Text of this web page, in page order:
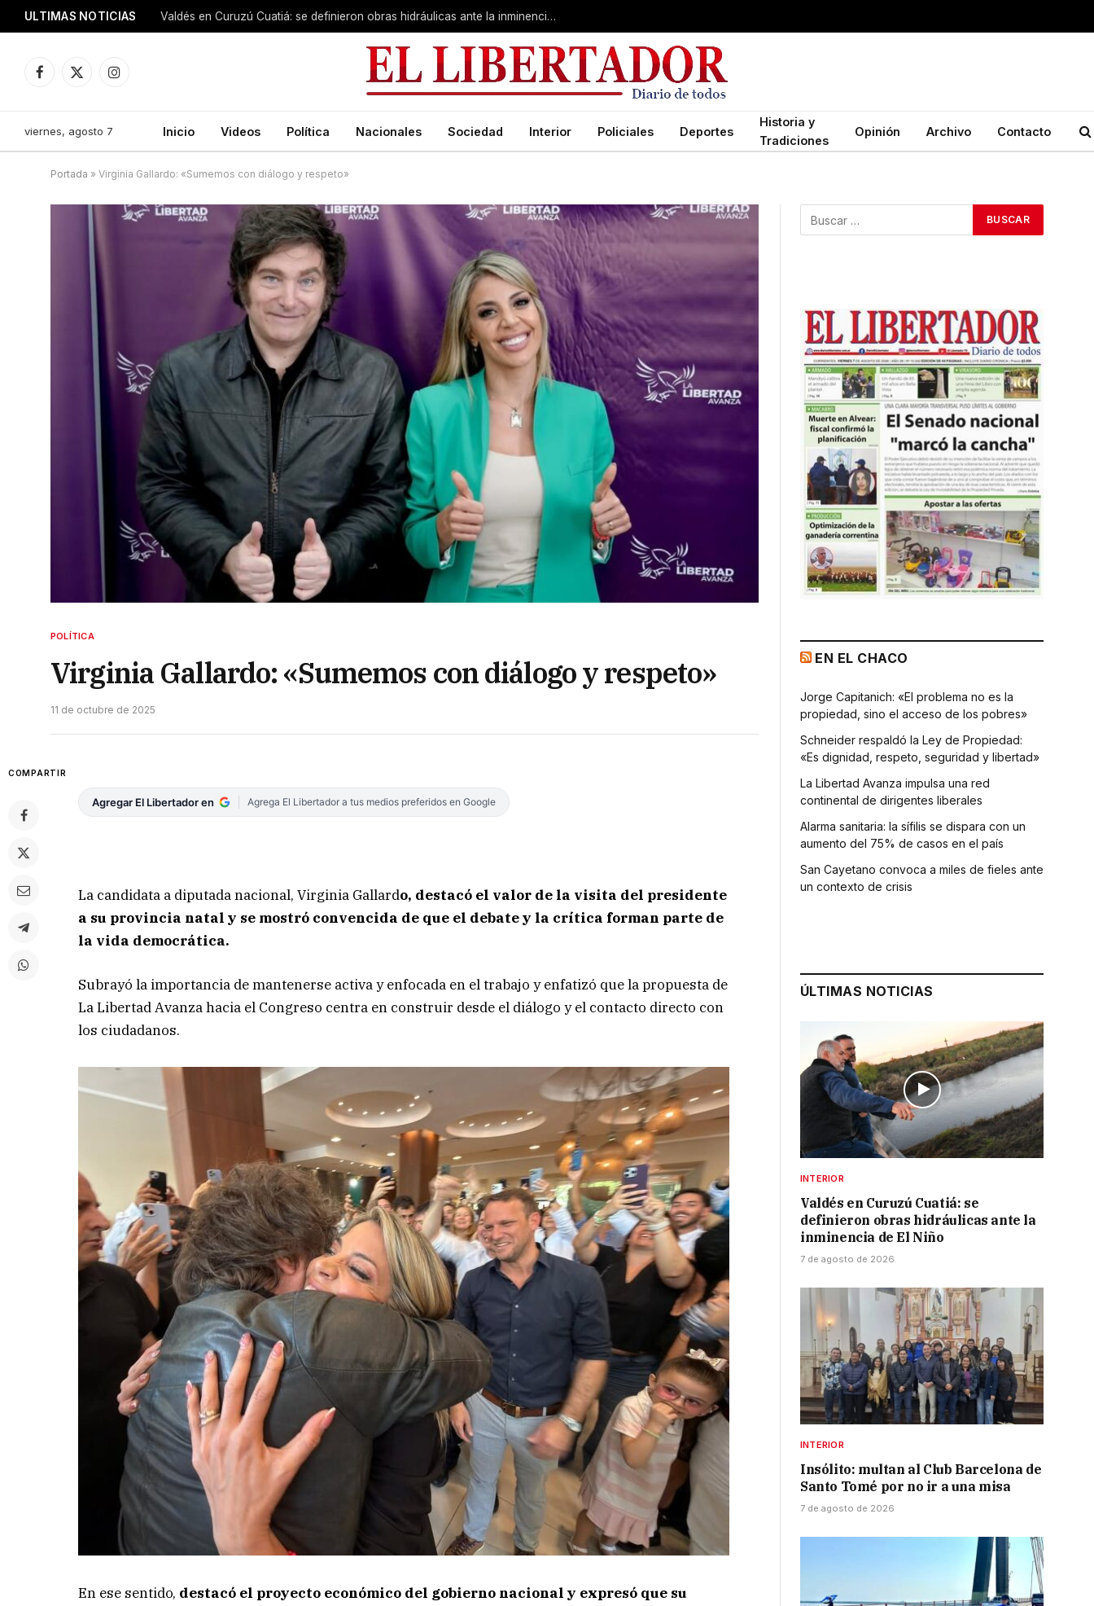
ULTIMAS NOTICIAS Valdés en Curuzú Cuatiá: se definieron obras hidráulicas ante la inminencia de El Niño
Facebook
X
Instagram
viernes, agosto 7 Inicio Videos Política Nacionales Sociedad Interior Policiales Deportes
Historia y
Tradiciones
Opinión Archivo Contacto
Portada » Virginia Gallardo: «Sumemos con diálogo y respeto»
POLÍTICA
Virginia Gallardo: «Sumemos con diálogo y respeto»
11 de octubre de 2025
COMPARTIR
Agregar El Libertador en Agrega El Libertador a tus medios preferidos en Google
La candidata a diputada nacional, Virginia Gallardo, destacó el valor de la visita del presidente
a su provincia natal y se mostró convencida de que el debate y la crítica forman parte de
la vida democrática.
Subrayó la importancia de mantenerse activa y enfocada en el trabajo y enfatizó que la propuesta de
La Libertad Avanza hacia el Congreso centra en construir desde el diálogo y el contacto directo con
los ciudadanos.
En ese sentido, destacó el proyecto económico del gobierno nacional y expresó que su
EN EL CHACO
Jorge Capitanich: «El problema no es la
propiedad, sino el acceso de los pobres»
Schneider respaldó la Ley de Propiedad:
«Es dignidad, respeto, seguridad y libertad»
La Libertad Avanza impulsa una red
continental de dirigentes liberales
Alarma sanitaria: la sífilis se dispara con un
aumento del 75% de casos en el país
San Cayetano convoca a miles de fieles ante
un contexto de crisis
ÚLTIMAS NOTICIAS
INTERIOR
Valdés en Curuzú Cuatiá: se
definieron obras hidráulicas ante la
inminencia de El Niño
7 de agosto de 2026
INTERIOR
Insólito: multan al Club Barcelona de
Santo Tomé por no ir a una misa
7 de agosto de 2026